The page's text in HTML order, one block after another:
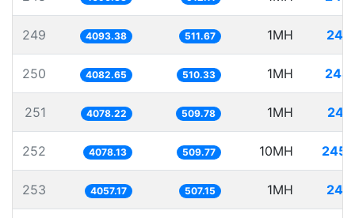
249 4093.38 511.67 1MH
250 4082.65 510.33 1MH
251 4078.22 509.78 1MH
252 4078.13 509.77 10MH
253 4057.17 507.15 1MH